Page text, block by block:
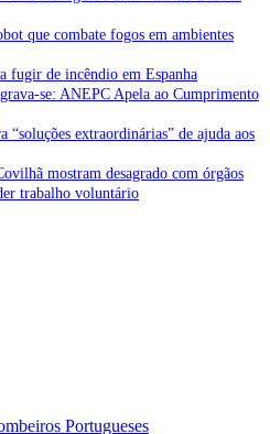
que combate fogos em ambientes
fugir de incêndio em Espanha
se: ANEPC Apela ao Cumprimento
“soluções extraordinárias” de ajuda aos
mostram desagrado com órgãos
trabalho voluntário